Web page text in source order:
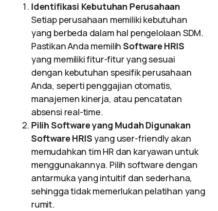
Identifikasi Kebutuhan Perusahaan
Setiap perusahaan memiliki kebutuhan
yang berbeda dalam hal pengelolaan SDM.
Pastikan Anda memilihSoftware HRIS
yang memiliki fitur-fitur yang sesuai
dengan kebutuhan spesifik perusahaan
Anda, seperti penggajian otomatis,
manajemen kinerja, atau pencatatan
absensi real-time.
Pilih Software yang Mudah Digunakan
Software HRIS yang user-friendly akan
memudahkan tim HR dan karyawan untuk
menggunakannya. Pilih software dengan
antarmuka yang intuitif dan sederhana,
sehingga tidak memerlukan pelatihan yang
rumit.